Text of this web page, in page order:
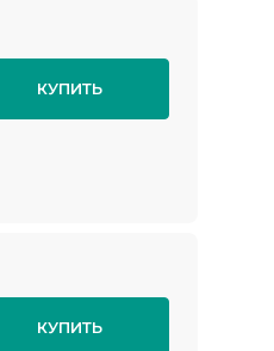
КУПИТЬ
КУПИТЬ